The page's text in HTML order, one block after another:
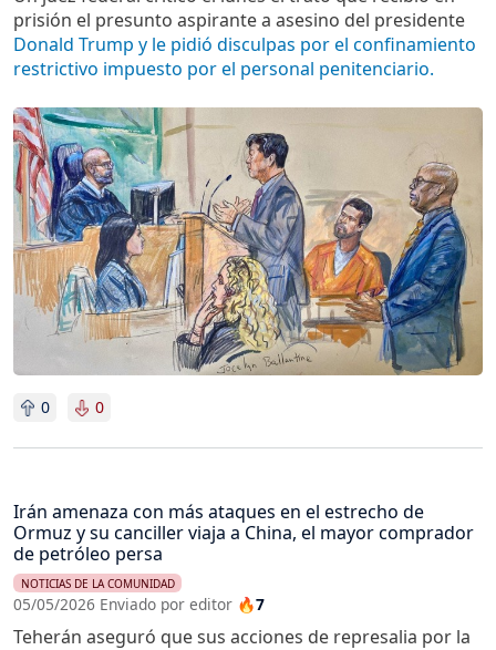
prisión el presunto aspirante a asesino del presidente
Donald Trump y le pidió disculpas por el confinamiento
restrictivo impuesto por el personal penitenciario.
Imagen
0 0
Irán amenaza con más ataques en el estrecho de
Ormuz y su canciller viaja a China, el mayor comprador
de petróleo persa
NOTICIAS DE LA COMUNIDAD
05/05/2026 Enviado por editor 🔥7
Teherán aseguró que sus acciones de represalia por la